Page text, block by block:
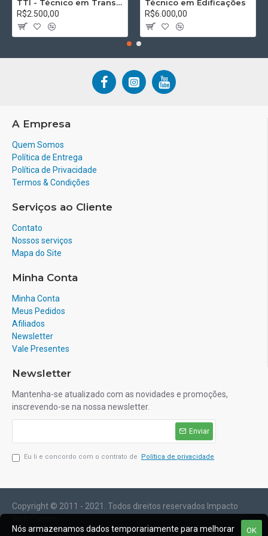
TTI - Técnico em Transações Imobiliárias
R$2.500,00
Técnico em Edificações
R$6.000,00
A Empresa
Quem Somos
Política de Entrega
Política de Privacidade
Termos & Condições
Serviços ao Cliente
Contato
Nossos serviços
Mapa do Site
Minha Conta
Minha Conta
Meus Pedidos
Afiliados
Newsletter
Vale Presentes
Newsletter
Mantenha-se atualizado com as novidades e promoções,
inscrevendo-se na nossa newsletter.
Enviar
Eu li e concordo com o contrato de Política de privacidade
Copyright © 2011 - 2021. Todos direitos reservados Impacto
Braga Piloni Consultoria Empresarial Eireli
OK
Nós armazenamos dados temporariamente para melhorar